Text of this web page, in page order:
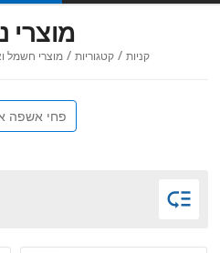
מוצרי
קניות / קטגוריות / מוצרי חשמל
פחי אשפה
